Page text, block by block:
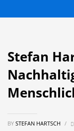
Stefan
BY STEFAN HARTSCH /